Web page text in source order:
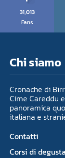
31,013
Fans
Chi siamo
Cronache di
Cime Careddu
panoramica
italiana e
Contatti
Corsi di